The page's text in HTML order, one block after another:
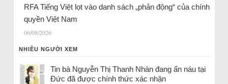
RFA Tiếng Việt lọt vào danh sách „phản động“ của chính
quyền Việt Nam
06/08/2026
NHIỀU NGƯỜI XEM
Tin bà Nguyễn Thị Thanh Nhàn đang ẩn náu tại
Đức đã được chính thức xác nhận